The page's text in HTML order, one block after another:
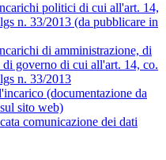
politici di cui all'art. 14,
n. 33/2013 (da pubblicare in
di amministrazione, di
di governo di cui all'art. 14, co.
n. 33/2013
(documentazione da
sito web)
comunicazione dei dati